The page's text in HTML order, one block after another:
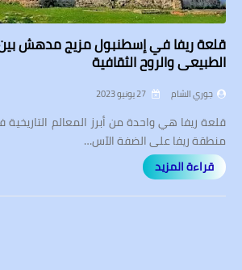
قلعة ريفا في إسطنبول مزيج مدهش بين
الطبيعي والروح الثقافية
جوري الشام
قلعة ريفا هي واحدة من أبرز المعالم
منطقة ريفا على الضفة الآس…
قراءة المزيد